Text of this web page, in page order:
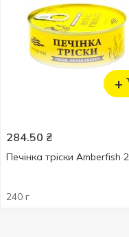
+
284.50 ₴
Печінка тріски Amberfish
240 г